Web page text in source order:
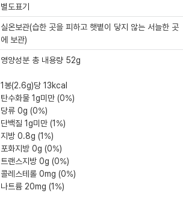
별도표기
실온보관(습한 곳을 피하고 햇볕이 닿지 않는 서늘한 곳
에 보관)
영양성분 총 내용량 52g
1봉(2.6g)당 13kcal
탄수화물 1g미만 (0%)
당류 0g (0%)
단백질 1g미만 (1%)
지방 0.8g (1%)
포화지방 0g (0%)
트랜스지방 0g (0%)
콜레스테롤 0mg (0%)
나트륨 20mg (1%)